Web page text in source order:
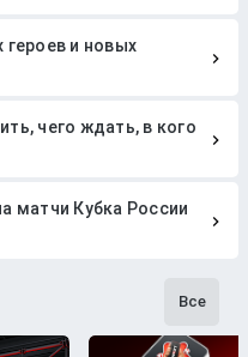
героев и новых
чего ждать, в кого
матчи Кубка России
Все